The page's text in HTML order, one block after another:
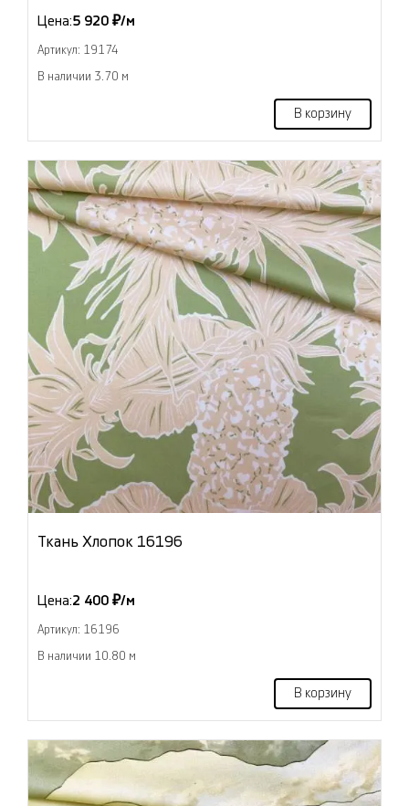
Цена:5 920 ₽/м
Артикул: 19174
В наличии 3.70 м
В корзину
Ткань Хлопок 16196
Цена:2 400 ₽/м
Артикул: 16196
В наличии 10.80 м
В корзину